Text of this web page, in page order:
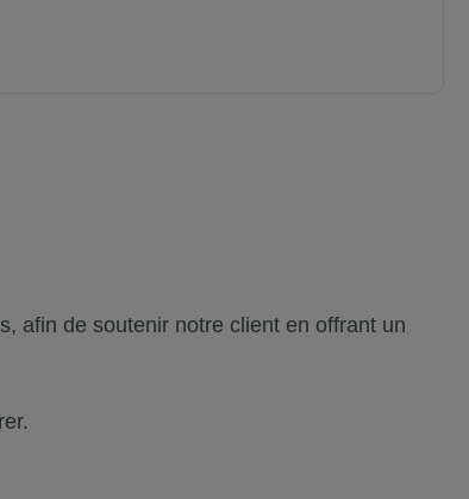
afin de soutenir notre client en offrant un